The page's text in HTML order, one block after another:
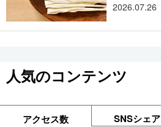
2026.07.26
人気のコンテンツ
アクセス数 SNSシェア